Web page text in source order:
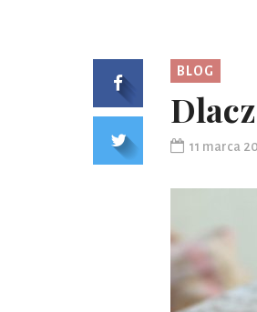
BLOG
11 marca